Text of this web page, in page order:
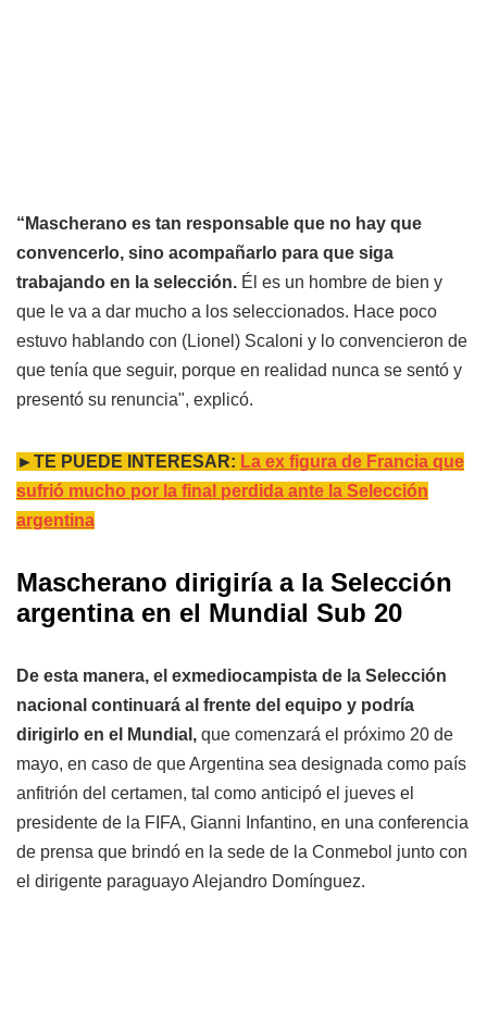
“Mascherano es tan responsable que no hay que
convencerlo, sino acompañarlo para que siga
trabajando en la selección. Él es un hombre de bien y
que le va a dar mucho a los seleccionados. Hace poco
estuvo hablando con (Lionel) Scaloni y lo convencieron de
que tenía que seguir, porque en realidad nunca se sentó y
presentó su renuncia", explicó.
►TE PUEDE INTERESAR: La ex figura de Francia que
sufrió mucho por la final perdida ante la Selección
argentina
Mascherano dirigiría a la Selección
argentina en el Mundial Sub 20
De esta manera, el exmediocampista de la Selección
nacional continuará al frente del equipo y podría
dirigirlo en el Mundial, que comenzará el próximo 20 de
mayo, en caso de que Argentina sea designada como país
anfitrión del certamen, tal como anticipó el jueves el
presidente de la FIFA, Gianni Infantino, en una conferencia
de prensa que brindó en la sede de la Conmebol junto con
el dirigente paraguayo Alejandro Domínguez.